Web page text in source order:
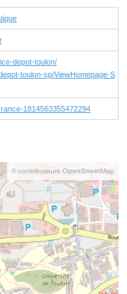
depot-toulon/
toulon-sp/ViewHomepage-S
1814563355472294
© contributeurs OpenStreetMap